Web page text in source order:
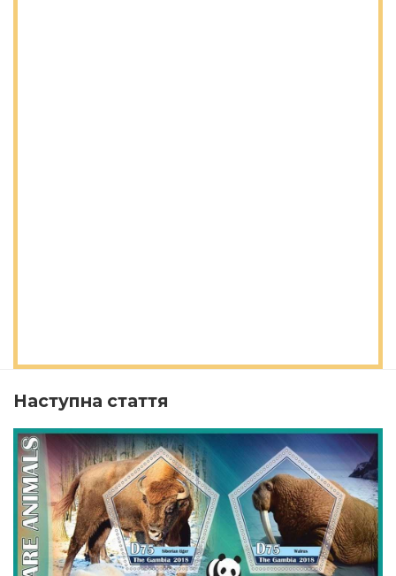
Наступна стаття